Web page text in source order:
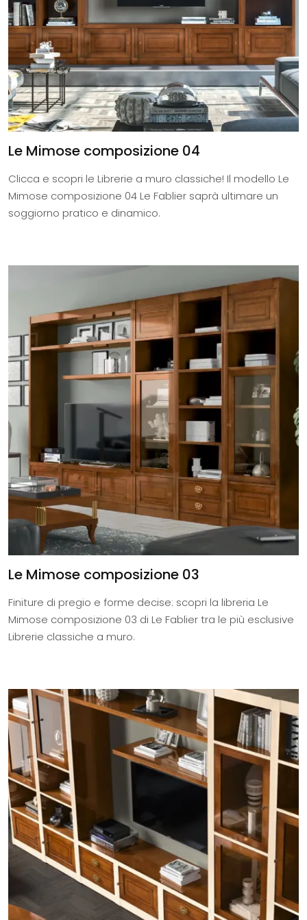
Le Mimose composizione 04
Clicca e scopri le Librerie a muro classiche! Il modello Le
Mimose composizione 04 Le Fablier saprà ultimare un
soggiorno pratico e dinamico.
Le Mimose composizione 03
Finiture di pregio e forme decise: scopri la libreria Le
Mimose composizione 03 di Le Fablier tra le più esclusive
Librerie classiche a muro.